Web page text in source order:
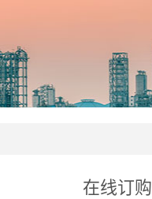
在线订购